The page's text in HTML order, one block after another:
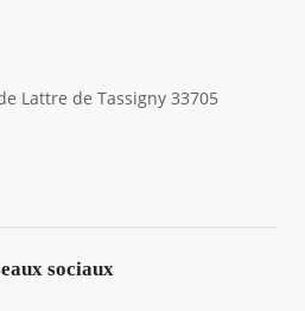
Lattre de Tassigny 33705
sociaux